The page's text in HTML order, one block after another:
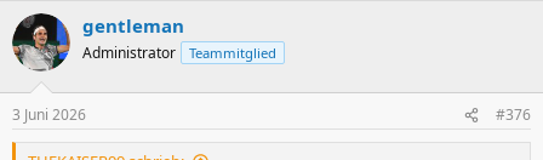
gentleman
Administrator Teammitglied
3 Juni 2026 #376